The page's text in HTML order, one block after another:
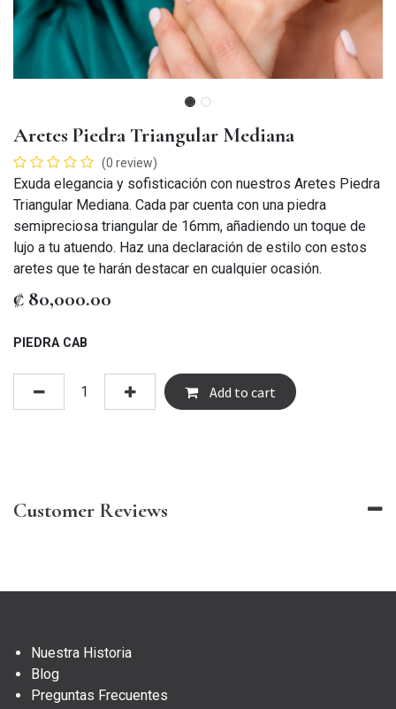
Aretes Piedra Triangular Mediana
(0 review)
Exuda elegancia y sofisticación con nuestros Aretes Piedra
Triangular Mediana. Cada par cuenta con una piedra
semipreciosa triangular de 16mm, añadiendo un toque de
lujo a tu atuendo. Haz una declaración de estilo con estos
aretes que te harán destacar en cualquier ocasión.
₡ 80,000.00
PIEDRA CAB
Add to cart
Customer Reviews
Nuestra Historia
Blog
Preguntas Frecuentes